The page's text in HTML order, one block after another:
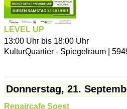
LEVEL UP
13:00 Uhr bis 18:00 Uhr
KulturQuartier - Spiegelraum
Donnerstag, 21.
Repaircafe Soest